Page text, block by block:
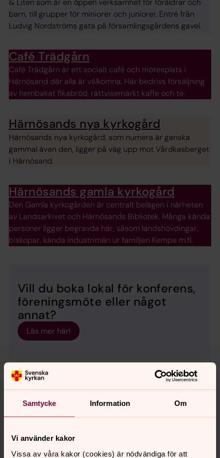
Samtycke Information Om
Vi använder kakor
Vissa av våra kakor (cookies) är nödvändiga för att
& Liten som är en öppen verksamhet för föräldrar och
barn, till grupper för miniorer och juniorer. Entré från
Ludvig Nordströms gata på församlingsgårdens gavel.
Café Trädgårn
Café Trädgårn är ett socialt café och mötesplats i
Härnösand där alla är välkomna. Här bedrivs försäljning
av hembakat fikabröd, rättvisemärkt kaffe och te.
Härnösands nya kyrkogård
Härnösands nya kyrkogård, som numera är ganska
gammal även den, ligger på väg upp mot Vårdkasberget
i Härnösand.
Härnösands gamla kyrkogård
Den Gamla kyrkogården är centralt belägen i närheten
av Landsarkivet och Härnösands Bibliotek. Många kända
personer ligger begravda här, såsom landshövdingar,
biskopar, kända industrimän ur familjen Kempe m.fl.
Vill du boka lokal för konferens,
föreningsmöte eller något
annat?
Läs mer här!